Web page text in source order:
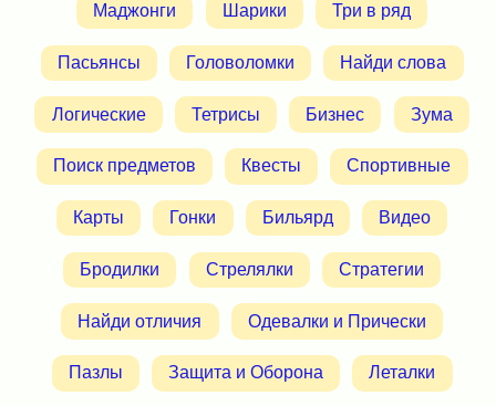
Маджонги Шарики Три в ряд
Пасьянсы Головоломки Найди слова
Логические Тетрисы Бизнес Зума
Поиск предметов Квесты Спортивные
Карты Гонки Бильярд Видео
Бродилки Стрелялки Стратегии
Найди отличия Одевалки и Прически
Пазлы Защита и Оборона Леталки